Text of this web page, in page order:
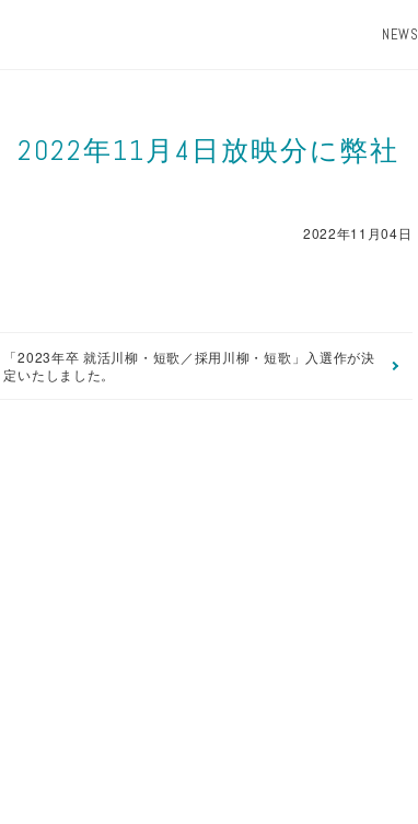
NEWS
年11月4日放映分に弊社
2022年11月04日
「2023年卒 就活川柳・短歌／採用川柳・短歌」入選作が決
定いたしました。